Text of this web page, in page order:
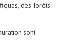
des forêts
sont